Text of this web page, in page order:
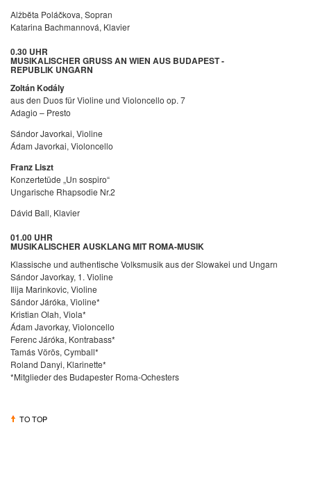
Alžbĕta Poláčkova, Sopran
Katarina Bachmannová, Klavier
0.30 UHR
MUSIKALISCHER GRUSS AN WIEN AUS BUDAPEST -
REPUBLIK UNGARN
Zoltán Kodály
aus den Duos für Violine und Violoncello op. 7
Adagio – Presto
Sándor Javorkai, Violine
Ádam Javorkai, Violoncello
Franz Liszt
Konzertetüde „Un sospiro“
Ungarische Rhapsodie Nr.2
Dávid Ball, Klavier
01.00 UHR
MUSIKALISCHER AUSKLANG MIT ROMA-MUSIK
Klassische und authentische Volksmusik aus der Slowakei und Ungarn
Sándor Javorkay, 1. Violine
Ilija Marinkovic, Violine
Sándor Járóka, Violine*
Kristian Olah, Viola*
Ádam Javorkay, Violoncello
Ferenc Járóka, Kontrabass*
Tamás Vörös, Cymball*
Roland Danyi, Klarinette*
*Mitglieder des Budapester Roma-Ochesters
TO TOP